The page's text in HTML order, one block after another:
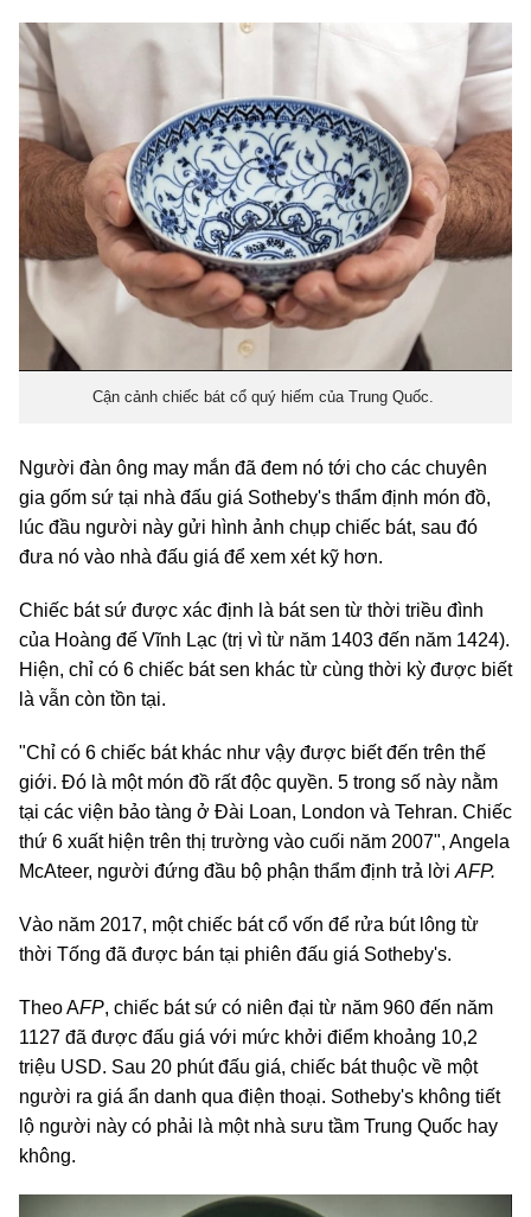
Cận cảnh chiếc bát cổ quý hiếm của Trung Quốc.
Người đàn ông may mắn đã đem nó tới cho các chuyên
gia gốm sứ tại nhà đấu giá Sotheby's thẩm định món đồ,
lúc đầu người này gửi hình ảnh chụp chiếc bát, sau đó
đưa nó vào nhà đấu giá để xem xét kỹ hơn.
Chiếc bát sứ được xác định là bát sen từ thời triều đình
của Hoàng đế Vĩnh Lạc (trị vì từ năm 1403 đến năm 1424).
Hiện, chỉ có 6 chiếc bát sen khác từ cùng thời kỳ được biết
là vẫn còn tồn tại.
"Chỉ có 6 chiếc bát khác như vậy được biết đến trên thế
giới. Đó là một món đồ rất độc quyền. 5 trong số này nằm
tại các viện bảo tàng ở Đài Loan, London và Tehran. Chiếc
thứ 6 xuất hiện trên thị trường vào cuối năm 2007", Angela
McAteer, người đứng đầu bộ phận thẩm định trả lời AFP.
Vào năm 2017, một chiếc bát cổ vốn để rửa bút lông từ
thời Tống đã được bán tại phiên đấu giá Sotheby's.
Theo AFP, chiếc bát sứ có niên đại từ năm 960 đến năm
1127 đã được đấu giá với mức khởi điểm khoảng 10,2
triệu USD. Sau 20 phút đấu giá, chiếc bát thuộc về một
người ra giá ẩn danh qua điện thoại. Sotheby's không tiết
lộ người này có phải là một nhà sưu tầm Trung Quốc hay
không.